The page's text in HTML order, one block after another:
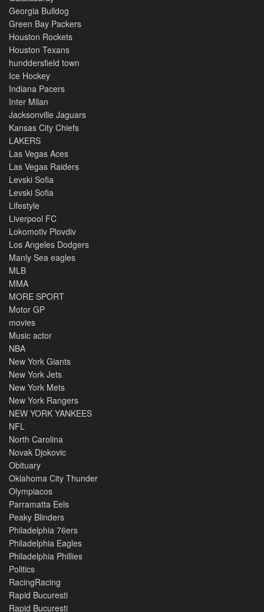
Georgia Bulldog
Green Bay Packers
Houston Rockets
Houston Texans
hunddersfield town
Ice Hockey
Indiana Pacers
Inter Milan
Jacksonville Jaguars
Kansas City Chiefs
LAKERS
Las Vegas Aces
Las Vegas Raiders
Levski Sofia
Levski Sofia
Lifestyle
Liverpool FC
Lokomotiv Plovdiv
Los Angeles Dodgers
Manly Sea eagles
MLB
MMA
MORE SPORT
Motor GP
movies
Music actor
NBA
New York Giants
New York Jets
New York Mets
New York Rangers
NEW YORK YANKEES
NFL
North Carolina
Novak Djokovic
Obituary
Oklahoma City Thunder
Olympiacos
Parramatta Eels
Peaky Blinders
Philadelphia 76ers
Philadelphia Eagles
Philadelphia Phillies
Politics
RacingRacing
Rapid Bucuresti
Rapid Bucuresti